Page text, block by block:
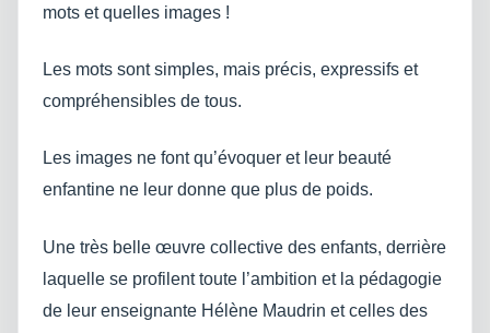
mots et quelles images !
Les mots sont simples, mais précis, expressifs et
compréhensibles de tous.
Les images ne font qu’évoquer et leur beauté
enfantine ne leur donne que plus de poids.
Une très belle œuvre collective des enfants, derrière
laquelle se profilent toute l’ambition et la pédagogie
de leur enseignante Hélène Maudrin et celles des